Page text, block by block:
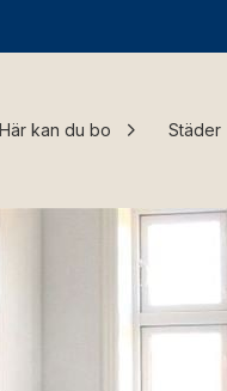
Här kan du bo Städer